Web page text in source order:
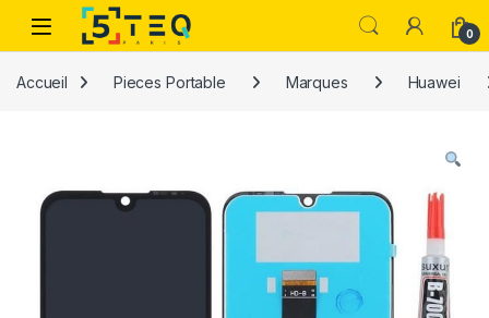
Passer à la navigation
Aller au contenu
0
Accueil Pieces Portable Marques Huawei